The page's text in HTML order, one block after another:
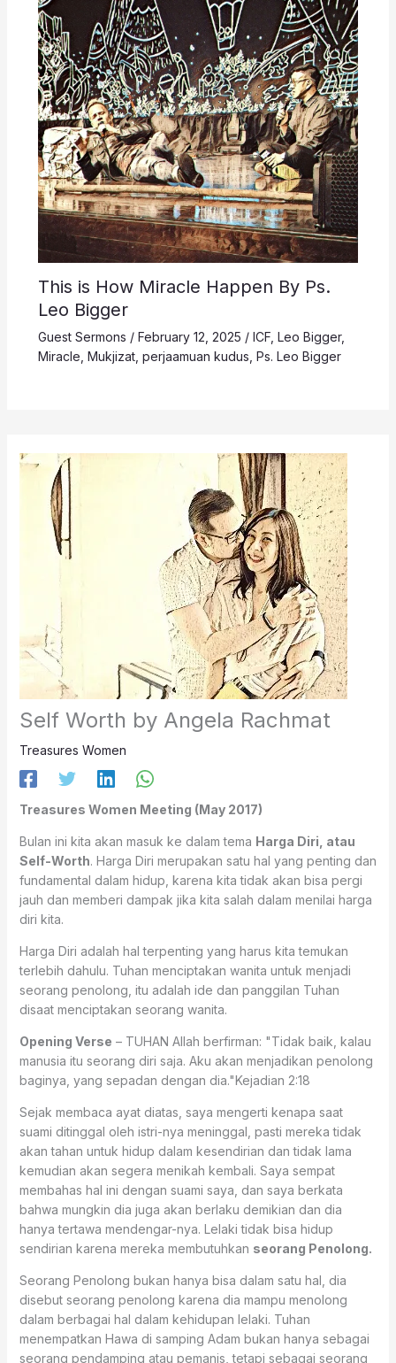
This is How Miracle Happen By Ps.
Leo Bigger
Guest Sermons / February 12, 2025 / ICF, Leo Bigger,
Miracle Mukjizat, perjaamuan kudus Ps. Leo Bigger
Self Worth by Angela Rachmat
Treasures Women
Treasures Women Meeting (May 2017)
Bulan ini kita akan masuk ke dalam tema Harga Diri, atau
Self-Worth. Harga Diri merupakan satu hal yang penting dan
fundamental dalam hidup, karena kita tidak akan bisa pergi
jauh dan memberi dampak jika kita salah dalam menilai harga
diri kita.
Harga Diri adalah hal terpenting yang harus kita temukan
terlebih dahulu. Tuhan menciptakan wanita untuk menjadi
seorang penolong, itu adalah ide dan panggilan Tuhan
disaat menciptakan seorang wanita.
Opening Verse – TUHAN Allah berfirman: "Tidak baik, kalau
manusia itu seorang diri saja. Aku akan menjadikan penolong
baginya, yang sepadan dengan dia."Kejadian 2:18
Sejak membaca ayat diatas, saya mengerti kenapa saat
suami ditinggal oleh istri-nya meninggal, pasti mereka tidak
akan tahan untuk hidup dalam kesendirian dan tidak lama
kemudian akan segera menikah kembali. Saya sempat
membahas hal ini dengan suami saya, dan saya berkata
bahwa mungkin dia juga akan berlaku demikian dan dia
hanya tertawa mendengar-nya. Lelaki tidak bisa hidup
sendirian karena mereka membutuhkan seorang Penolong.
Seorang Penolong bukan hanya bisa dalam satu hal, dia
disebut seorang penolong karena dia mampu menolong
dalam berbagai hal dalam kehidupan lelaki. Tuhan
menempatkan Hawa di samping Adam bukan hanya sebagai
seorang pendamping atau pemanis, tetapi sebagai seorang